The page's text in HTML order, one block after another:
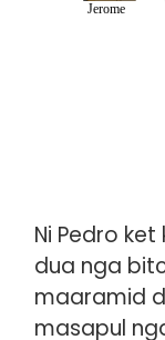
Ni Pedro
dua nga
maaramid
masapul